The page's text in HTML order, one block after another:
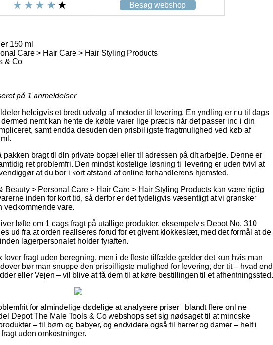
Besøg webshop
150 ml
Care > Hair Care > Hair Styling Products
& Co
på 1 anmeldelser
heldigvis et bredt udvalg af metoder til levering. En yndling er nu til dags
nemt kan hente de købte varer lige præcis når det passer ind i din
samt endda desuden den prisbilligste fragtmulighed ved køb af
pakken bragt til din private bopæl eller til adressen på dit arbejde. Denne er
ret problemfri. Den mindst kostelige løsning til levering er uden tvivl at
at du bor i kort afstand af online forhandlerens hjemsted.
Beauty > Personal Care > Hair Care > Hair Styling Products kan være rigtig
inden for kort tid, så derfor er det tydeligvis væsentligt at vi gransker
vedkommende vare.
løfte om 1 dags fragt på utallige produkter, eksempelvis Depot No. 310
ud fra at orden realiseres forud for et givent klokkeslæt, med det formål at de
lagerpersonalet holder fyraften.
lover fragt uden beregning, men i de fleste tilfælde gælder det kun hvis man
bør man snuppe den prisbilligste mulighed for levering, der tit – hvad end
eller Vejen – vil blive at få dem til at køre bestillingen til et afhentningssted.
for almindelige dødelige at analysere priser i blandt flere online
Depot The Male Tools & Co webshops set sig nødsaget til at mindske
– til børn og babyer, og endvidere også til herrer og damer – helt i
uden omkostninger.